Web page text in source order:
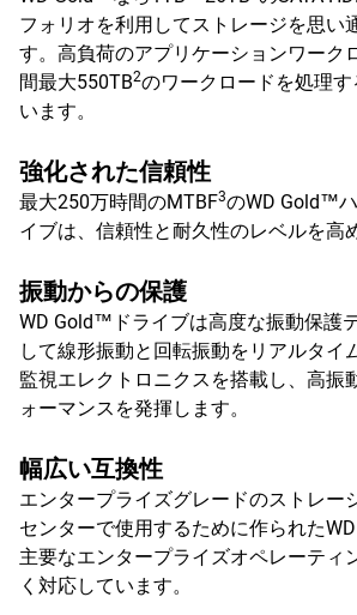
フォリオを利用してストレージを思い
す。高負荷のアプリケーションワーク
間最大550TB2のワークロードを処理
います。
強化された信頼性
最大250万時間のMTBF3のWD Gold™
イブは、信頼性と耐久性のレベルを高
振動からの保護
WD Gold™ドライブは高度な振動保護
して線形振動と回転振動をリアルタイ
監視エレクトロニクスを搭載し、高振
ォーマンスを発揮します。
幅広い互換性
エンタープライズグレードのストレー
センターで使用するために作られた
主要なエンタープライズオペレーティ
く対応しています。